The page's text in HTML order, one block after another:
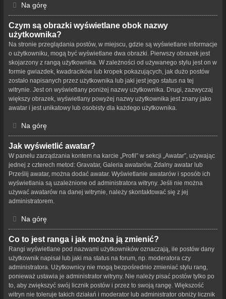
Na górę
Czym są obrazki wyświetlane obok nazwy
użytkownika?
Na stronie przeglądania postów, w miejscu, gdzie są wyświetlane informacje
o użytkowniku, mogą być wyświetlane dwa obrazki. Pierwszy obrazek jest
skojarzony z rangą użytkownika. W zależności od używanego stylu jest on w
formie gwiazdek, kwadracików lub kropek pokazujących, jak dużo postów
zostało napisanych przez użytkownika lub jaki jest jego status na tej
witrynie. Jest on wyświetlany poniżej nazwy użytkownika. Drugi, zazwyczaj
większy obrazek, wyświetlany powyżej nazwy użytkownika jest znany jako
awatar i jest unikatowy lub osobisty dla każdego użytkownika.
Na górę
Jak wyświetlić awatar?
W panelu zarządzania kontem na karcie „Profil” w sekcji „Awatar”, używając
jednej z czterech metod: Gravatar, Galeria awatarów, Zdalny awatar lub
Prześlij awatar, można dodać awatar. Wyświetlanie awatarów i sposób ich
wyświetlania są uzależnione od administratora witryny. Jeśli nie można
używać awatarów na danej witrynie, należy skontaktować się z jej
administratorem.
Na górę
Co to jest ranga i jak można ją zmienić?
Rangi wyświetlane pod nazwami użytkowników oznaczają, ile postów dany
użytkownik napisał lub jaki ma status na forum, np. moderatora czy
administratora. Użytkownicy nie mogą bezpośrednio zmieniać stylu rang,
ponieważ ustawia je administrator witryny. Nie należy pisać postów tylko po
to, aby zwiększyć swój licznik postów i przez to swoją rangę. Większość
witryn nie toleruje takich działań i moderator lub administrator obniży licznik